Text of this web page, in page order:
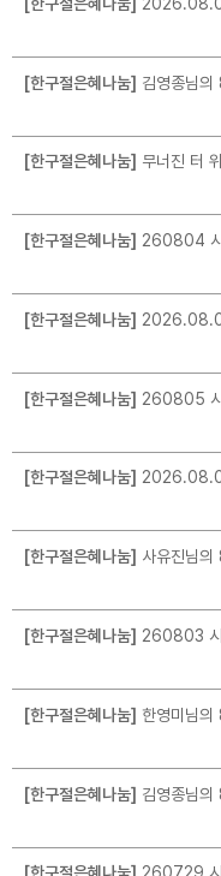
[한구절은혜나눔] 김영종님
[한구절은혜나눔] 무너진 터
[한구절은혜나눔] 260804 시편
[한구절은혜나눔] 2026.08.06. (목) [
[한구절은혜나눔] 260805 시
[한구절은혜나눔]
[한구절은혜나눔] 사유진님의
[한구절은혜나눔] 260803 시
[한구절은혜나눔] 한영미님의
[한구절은혜나눔] 김영종님